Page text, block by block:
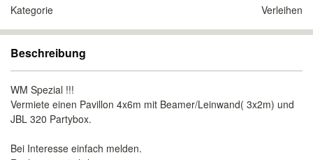
Kategorie Verleihen
Beschreibung
WM Spezial !!!
Vermiete einen Pavillon 4x6m mit Beamer/Leinwand( 3x2m) und
JBL 320 Partybox.
Bei Interesse einfach melden.